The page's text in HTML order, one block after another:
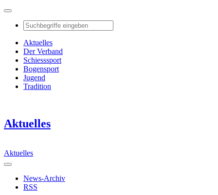
Aktuelles
Der Verband
Schiesssport
Bogensport
Jugend
Tradition
Aktuelles
Aktuelles
News-Archiv
RSS